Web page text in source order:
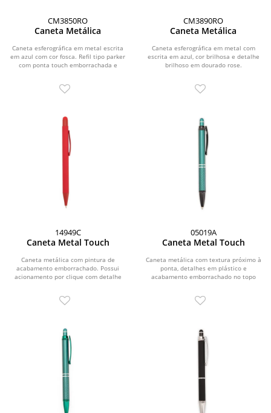
CM3850RO
Caneta Metálica
Caneta esferográfica em metal escrita
em azul com cor fosca. Refil tipo parker
com ponta touch emborrachada e
CM3890RO
Caneta Metálica
Caneta esferográfica em metal com
escrita em azul, cor brilhosa e detalhe
brilhoso em dourado rose.
14949C
Caneta Metal Touch
Caneta metálica com pintura de
acabamento emborrachado. Possui
acionamento por clique com detalhe
05019A
Caneta Metal Touch
Caneta metálica com textura próximo à
ponta, detalhes em plástico e
acabamento emborrachado no topo